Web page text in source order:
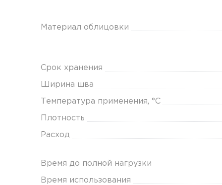
Материал облицовки
Срок хранения
Ширина шва
Температура применения, °С
Плотность
Расход
Время до полной нагрузки
Время использования